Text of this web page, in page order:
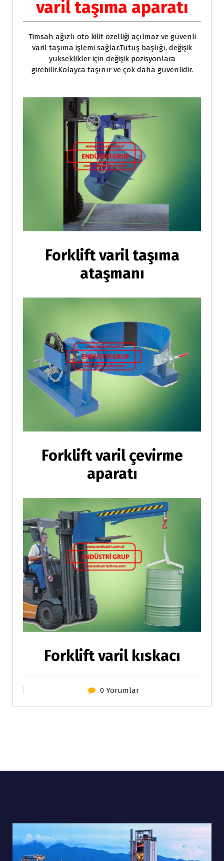
varil taşıma aparatı
Timsah ağızlı oto kilit özelliği açılmaz ve güvenli
varil taşıma işlemi sağlar.Tutuş başlığı, değişik
yükseklikler için değişik pozisyonlara
girebilir.Kolayca taşınır ve çok daha güvenlidir.
Forklift varil taşıma
ataşmanı
Forklift varil çevirme
aparatı
Forklift varil kıskacı
0 Yorumlar